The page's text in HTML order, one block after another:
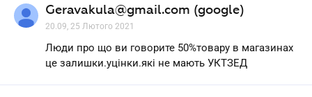
Geravakula@gmail.com (google)
20.09, 25 Лютого 2021
Люди про що ви говорите 50%товару в магазинах
це залишки.уцінки.які не мають УКТЗЕД